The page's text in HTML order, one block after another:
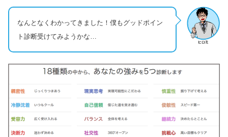
なんとなくわかってきました！僕もグッドポイン
ト診断受けてみようかな…